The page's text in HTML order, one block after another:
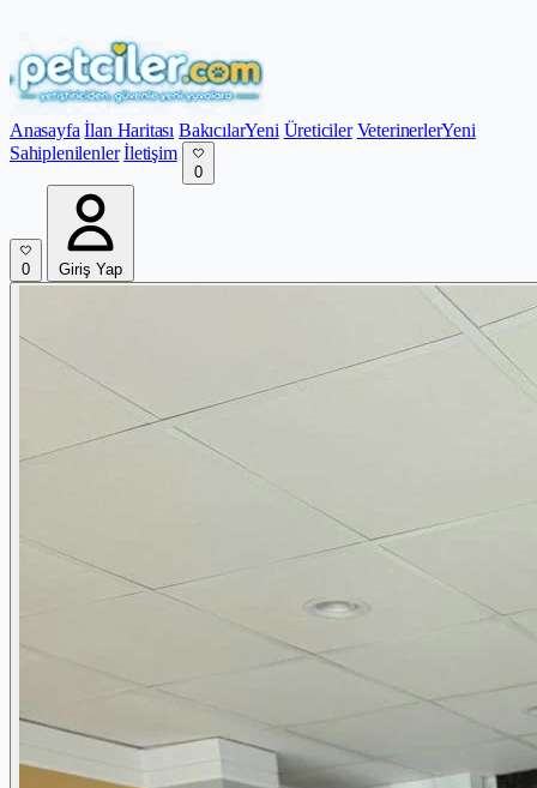
Anasayfa İlan Haritası BakıcılarYeni Üreticiler VeterinerlerYeni
Sahiplenilenler İletişim
0
0 Giriş Yap